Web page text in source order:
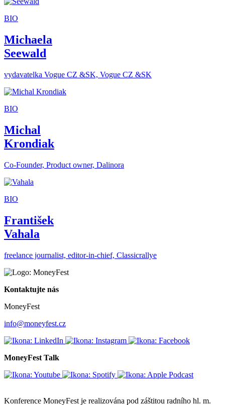
BIO
Michaela
Seewald
vydavatelka Vogue CZ &SK, Vogue CZ &SK
BIO
Michal
Krondiak
Co-Founder, Product owner, Dalinora
BIO
František
Vahala
freelance journalist, editor-in-chief, Classicrallye
Kontaktujte nás
MoneyFest
info@moneyfest.cz
MoneyFest Talk
Konference MoneyFest je realizována pod záštitou radního hl. m.